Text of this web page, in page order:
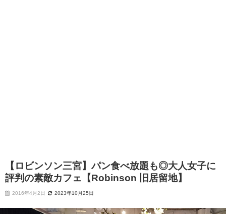
【ロビンソン三宮】パン食べ放題も◎大人女子に
評判の素敵カフェ【Robinson 旧居留地】
2016年4月2日 2023年10月25日